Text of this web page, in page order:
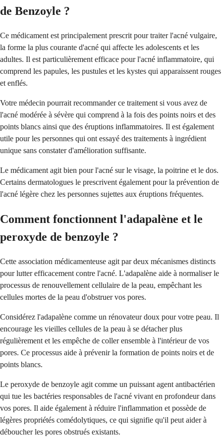
de Benzoyle ?
Ce médicament est principalement prescrit pour traiter l'acné vulgaire,
la forme la plus courante d'acné qui affecte les adolescents et les
adultes. Il est particulièrement efficace pour l'acné inflammatoire, qui
comprend les papules, les pustules et les kystes qui apparaissent rouges
et enflés.
Votre médecin pourrait recommander ce traitement si vous avez de
l'acné modérée à sévère qui comprend à la fois des points noirs et des
points blancs ainsi que des éruptions inflammatoires. Il est également
utile pour les personnes qui ont essayé des traitements à ingrédient
unique sans constater d'amélioration suffisante.
Le médicament agit bien pour l'acné sur le visage, la poitrine et le dos.
Certains dermatologues le prescrivent également pour la prévention de
l'acné légère chez les personnes sujettes aux éruptions fréquentes.
Comment fonctionnent l'adapalène et le
peroxyde de benzoyle ?
Cette association médicamenteuse agit par deux mécanismes distincts
pour lutter efficacement contre l'acné. L'adapalène aide à normaliser le
processus de renouvellement cellulaire de la peau, empêchant les
cellules mortes de la peau d'obstruer vos pores.
Considérez l'adapalène comme un rénovateur doux pour votre peau. Il
encourage les vieilles cellules de la peau à se détacher plus
régulièrement et les empêche de coller ensemble à l'intérieur de vos
pores. Ce processus aide à prévenir la formation de points noirs et de
points blancs.
Le peroxyde de benzoyle agit comme un puissant agent antibactérien
qui tue les bactéries responsables de l'acné vivant en profondeur dans
vos pores. Il aide également à réduire l'inflammation et possède de
légères propriétés comédolytiques, ce qui signifie qu'il peut aider à
déboucher les pores obstrués existants.